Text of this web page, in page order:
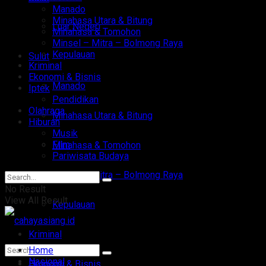
Luar Negeri
Sulut
Manado
Minahasa Utara & Bitung
Minahasa & Tomohon
Minsel – Mitra – Bolmong Raya
Kepulauan
Kriminal
Manado
Minahasa Utara & Bitung
Minahasa & Tomohon
Minsel – Mitra – Bolmong Raya
Kepulauan
Kriminal
Ekonomi & Bisnis
Iptek
Pendidikan
Olahraga
Hiburan
Musik
Film
Pariwisata Budaya
No Result
View All Result
Home
Nasional